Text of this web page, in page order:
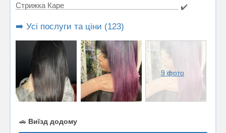
Стрижка Каре
✔️
➡️ Усі послуги та ціни (123)
9 фото
🚗 Виїзд додому